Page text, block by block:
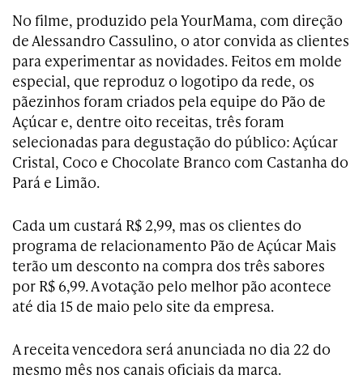
No filme, produzido pela YourMama, com direção
de Alessandro Cassulino, o ator convida as clientes
para experimentar as novidades. Feitos em molde
especial, que reproduz o logotipo da rede, os
pãezinhos foram criados pela equipe do Pão de
Açúcar e, dentre oito receitas, três foram
selecionadas para degustação do público: Açúcar
Cristal, Coco e Chocolate Branco com Castanha do
Pará e Limão.
Cada um custará R$ 2,99, mas os clientes do
programa de relacionamento Pão de Açúcar Mais
terão um desconto na compra dos três sabores
por R$ 6,99. A votação pelo melhor pão acontece
até dia 15 de maio pelo site da empresa.
A receita vencedora será anunciada no dia 22 do
mesmo mês nos canais oficiais da marca.